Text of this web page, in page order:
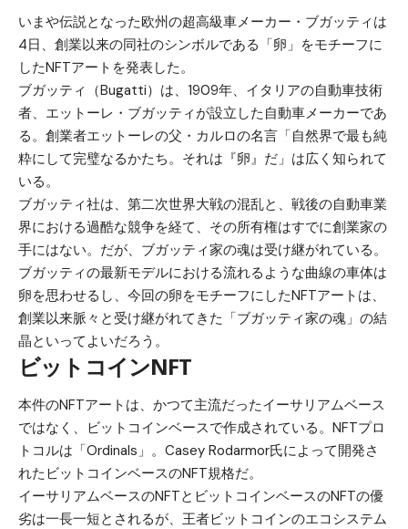
いまや伝説となった欧州の超高級車メーカー・ブガッティは
4日、創業以来の同社のシンボルである「卵」をモチーフに
したNFTアートを発表した。
ブガッティ（Bugatti）は、1909年、イタリアの自動車技術
者、エットーレ・ブガッティが設立した自動車メーカーであ
る。創業者エットーレの父・カルロの名言「自然界で最も純
粋にして完璧なるかたち。それは『卵』だ」は広く知られて
いる。
ブガッティ社は、第二次世界大戦の混乱と、戦後の自動車業
界における過酷な競争を経て、その所有権はすでに創業家の
手にはない。だが、ブガッティ家の魂は受け継がれている。
ブガッティの最新モデルにおける流れるような曲線の車体は
卵を思わせるし、今回の卵をモチーフにしたNFTアートは、
創業以来脈々と受け継がれてきた「ブガッティ家の魂」の結
晶といってよいだろう。
ビットコインNFT
本件のNFTアートは、かつて主流だったイーサリアムベース
ではなく、ビットコインベースで作成されている。NFTプロ
トコルは「Ordinals」。Casey Rodarmor氏によって開発さ
れたビットコインベースのNFT規格だ。
イーサリアムベースのNFTとビットコインベースのNFTの優
劣は一長一短とされるが、王者ビットコインのエコシステム